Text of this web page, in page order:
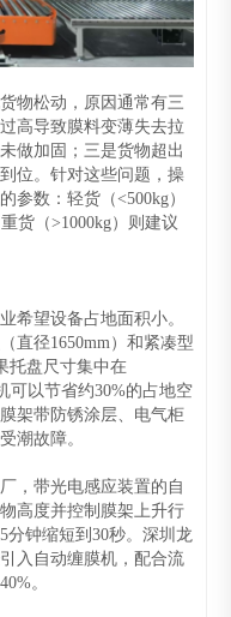
物松动，原因通常有三
高导致膜料变薄失去拉
做加固；三是货物超出
位。针对这些问题，操
参数：轻货（<500kg）
货（>1000kg）则建议
希望设备占地面积小。
直径1650mm）和紧凑型
托盘尺寸集中在
可以节省约30%的占地空
架带防锈涂层、电气柜
潮故障。
，带光电感应装置的自
高度并控制膜架上升行
分钟缩短到30秒。深圳龙
入自动缠膜机，配合流
。